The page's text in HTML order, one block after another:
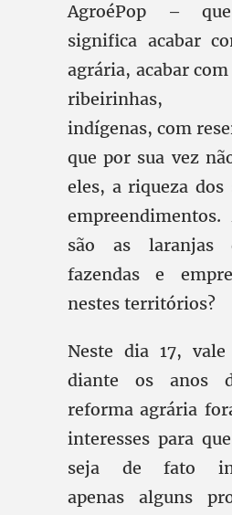
AgroéPop –
significa acabar
agrária, acabar
ribeirinhas,
indígenas, com
que por sua vez
eles, a riqueza dos
são as laranjas
fazendas e
nestes territórios?
Neste dia 17,
diante os anos
reforma agrária
interesses para
seja de fato
apenas alguns